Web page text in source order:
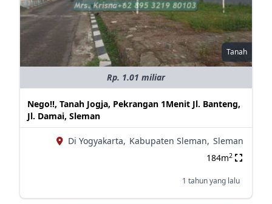
Tanah
Rp. 1.01 miliar
Nego!!, Tanah Jogja, Pekrangan 1Menit Jl. Banteng,
Jl. Damai, Sleman
Di Yogyakarta, Kabupaten Sleman, Sleman
184m2
1 tahun yang lalu